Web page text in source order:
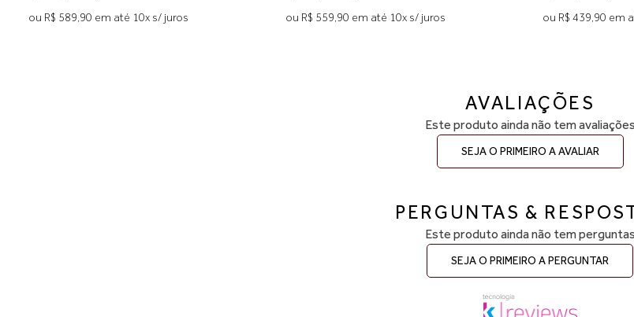
ou R$ 359,90 em até 7x s/ juros
ou R$ 589,90 em até 10x s/ juros
ou R$ 559,90 em
AVALIAÇÕES
Este produto ainda não tem avaliações
SEJA O PRIMEIRO A AVALIAR
PERGUNTAS &
Este produto ainda não tem perguntas
SEJA O PRIMEIRO A PERGUNTAR